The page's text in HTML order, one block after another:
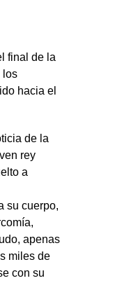
final de la
los
hacia el
de la
rey
a
su cuerpo,
apenas
miles de
con su